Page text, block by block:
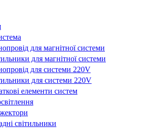
для магнітної системи
для магнітної системи
для системи 220V
для системи 220V
елементи систем
світильники